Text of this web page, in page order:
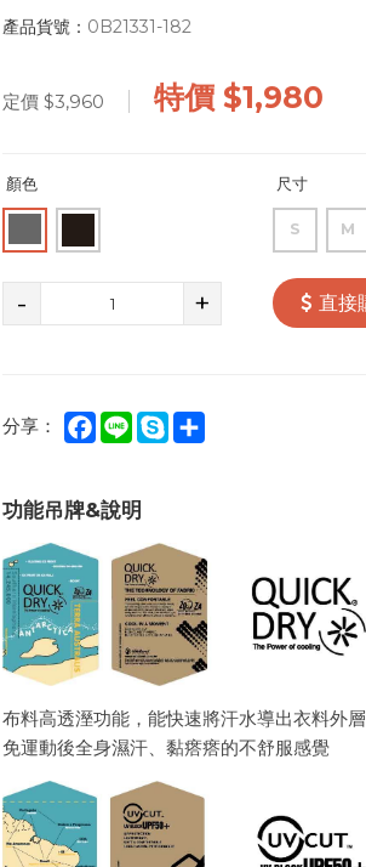
產品貨號： 0B21331-182
定價 $3,960 特價 $1,980
顏色 尺寸
S M
- + 直接
分享： Facebook
Line Skype
功能吊牌&說明
布料高透溼功能，能快速將汗水導出衣料外
免運動後全身濕汗、黏瘩瘩的不舒服感覺